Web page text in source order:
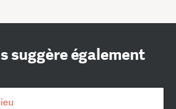
suggère également